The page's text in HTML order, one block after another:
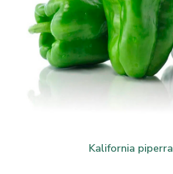
Kalifornia piperra